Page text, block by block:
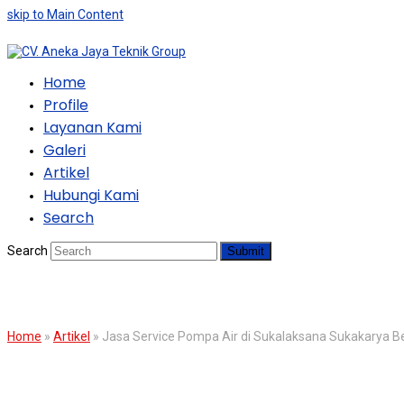
skip to Main Content
Home
Profile
Layanan Kami
Galeri
Artikel
Hubungi Kami
Search
Search Submit
Home » Artikel » Jasa Service Pompa Air di Sukalaksana Sukakarya